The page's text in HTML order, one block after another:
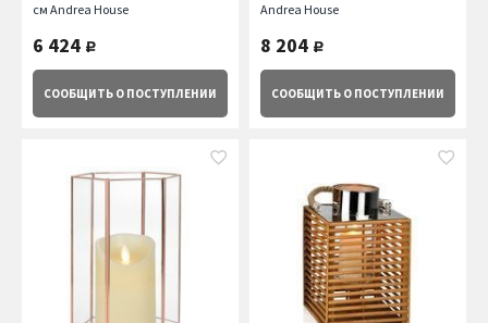
см Andrea House
6 424 руб.
СООБЩИТЬ О ПОСТУПЛЕНИИ
Andrea House
8 204 руб.
СООБЩИТЬ О ПОСТУПЛЕНИИ